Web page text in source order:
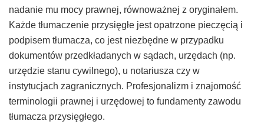
nadanie mu mocy prawnej, równoważnej z oryginałem.
Każde tłumaczenie przysięgłe jest opatrzone pieczęcią i
podpisem tłumacza, co jest niezbędne w przypadku
dokumentów przedkładanych w sądach, urzędach (np.
urzędzie stanu cywilnego), u notariusza czy w
instytucjach zagranicznych. Profesjonalizm i znajomość
terminologii prawnej i urzędowej to fundamenty zawodu
tłumacza przysięgłego.